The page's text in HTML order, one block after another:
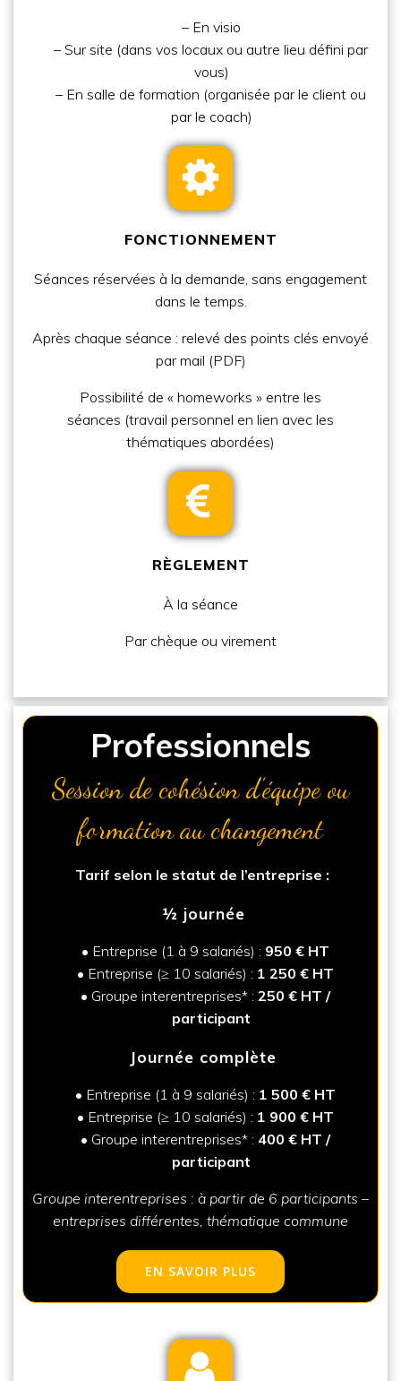
– En visio
– Sur site (dans vos locaux ou autre lieu défini par
vous)
– Ensalle de formation (organisée par le client ou
par le coach)
FONCTIONNEMENT
Séances réservées à la demande, sans engagement
dans le temps.
Après chaque séance : relevé des points clés envoyé
par mail (PDF)
Possibilité de « homeworks » entre les
séances (travail personnel en lien avec les
thématiques abordées)
RÈGLEMENT
À la séance
Par chèque ou virement
Professionnels
Session de cohésion d’équipe ou
formation au changement
Tarif selon le statut de l’entreprise :
½ journée
Entreprise (1 à 9 salariés) : 950 € HT
Entreprise (≥ 10 salariés) : 1 250 € HT
Groupe interentreprises* :250 € HT /
participant
Journée complète
Entreprise (1 à 9 salariés) : 1 500 € HT
Entreprise (≥ 10 salariés) : 1 900 € HT
Groupe interentreprises* : 400 € HT /
participant
Groupe interentreprises : à partir de 6 participants –
entreprises différentes, thématique commune
EN SAVOIR PLUS